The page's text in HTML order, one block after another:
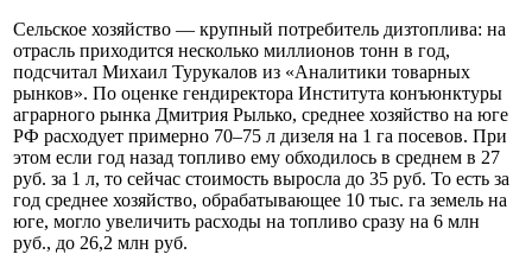
Сельское хозяйство — крупный потребитель дизтоплива: на
отрасль приходится несколько миллионов тонн в год,
подсчитал Михаил Турукалов из «Аналитики товарных
рынков». По оценке гендиректора Института конъюнктуры
аграрного рынка Дмитрия Рылько, среднее хозяйство на юге
РФ расходует примерно 70–75 л дизеля на 1 га посевов. При
этом если год назад топливо ему обходилось в среднем в 27
руб. за 1 л, то сейчас стоимость выросла до 35 руб. То есть за
год среднее хозяйство, обрабатывающее 10 тыс. га земель на
юге, могло увеличить расходы на топливо сразу на 6 млн
руб., до 26,2 млн руб.